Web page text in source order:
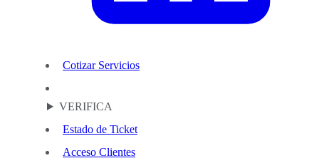
Cotizar Servicios
VERIFICA
Estado de Ticket
Acceso Clientes